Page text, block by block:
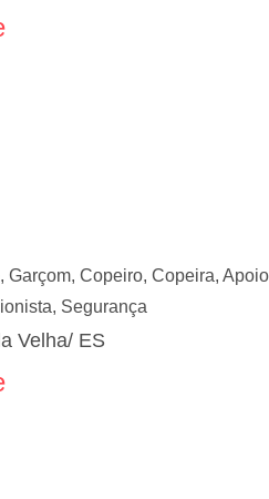
Garçom, Copeiro, Copeira,
Segurança
Velha/ ES